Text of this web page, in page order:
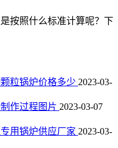
按照什么标准计算呢？下
粒锅炉价格多少 2023-03-
作过程图片 2023-03-07
用锅炉供应厂家 2023-03-